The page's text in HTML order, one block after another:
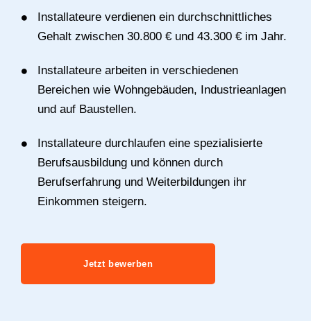
Installateure verdienen ein durchschnittliches
Gehalt zwischen 30.800 € und 43.300 € im Jahr.
Installateure arbeiten in verschiedenen
Bereichen wie Wohngebäuden, Industrieanlagen
und auf Baustellen.
Installateure durchlaufen eine spezialisierte
Berufsausbildung und können durch
Berufserfahrung und Weiterbildungen ihr
Einkommen steigern.
Jetzt bewerben